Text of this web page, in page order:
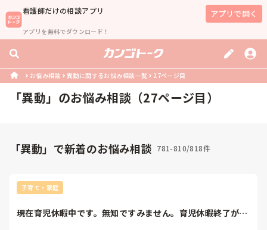
看護師だけの相談アプリ
アプリを無料でダウンロード！
アプリで開く
お悩み相談 異動に関するお悩み相談一覧 27ページ目
「異動」のお悩み相談（27ページ目）
「異動」で新着のお悩み相談 781-810/818件
子育て・家庭
現在育児休暇中です。無知ですみません。育児休暇終了が、